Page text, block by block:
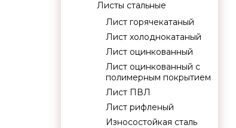
Листы стальные
Лист горячекатаный
Лист холоднокатаный
Лист оцинкованный
Лист оцинкованный с
полимерным покрытием
Лист ПВЛ
Лист рифленый
Износостойкая сталь